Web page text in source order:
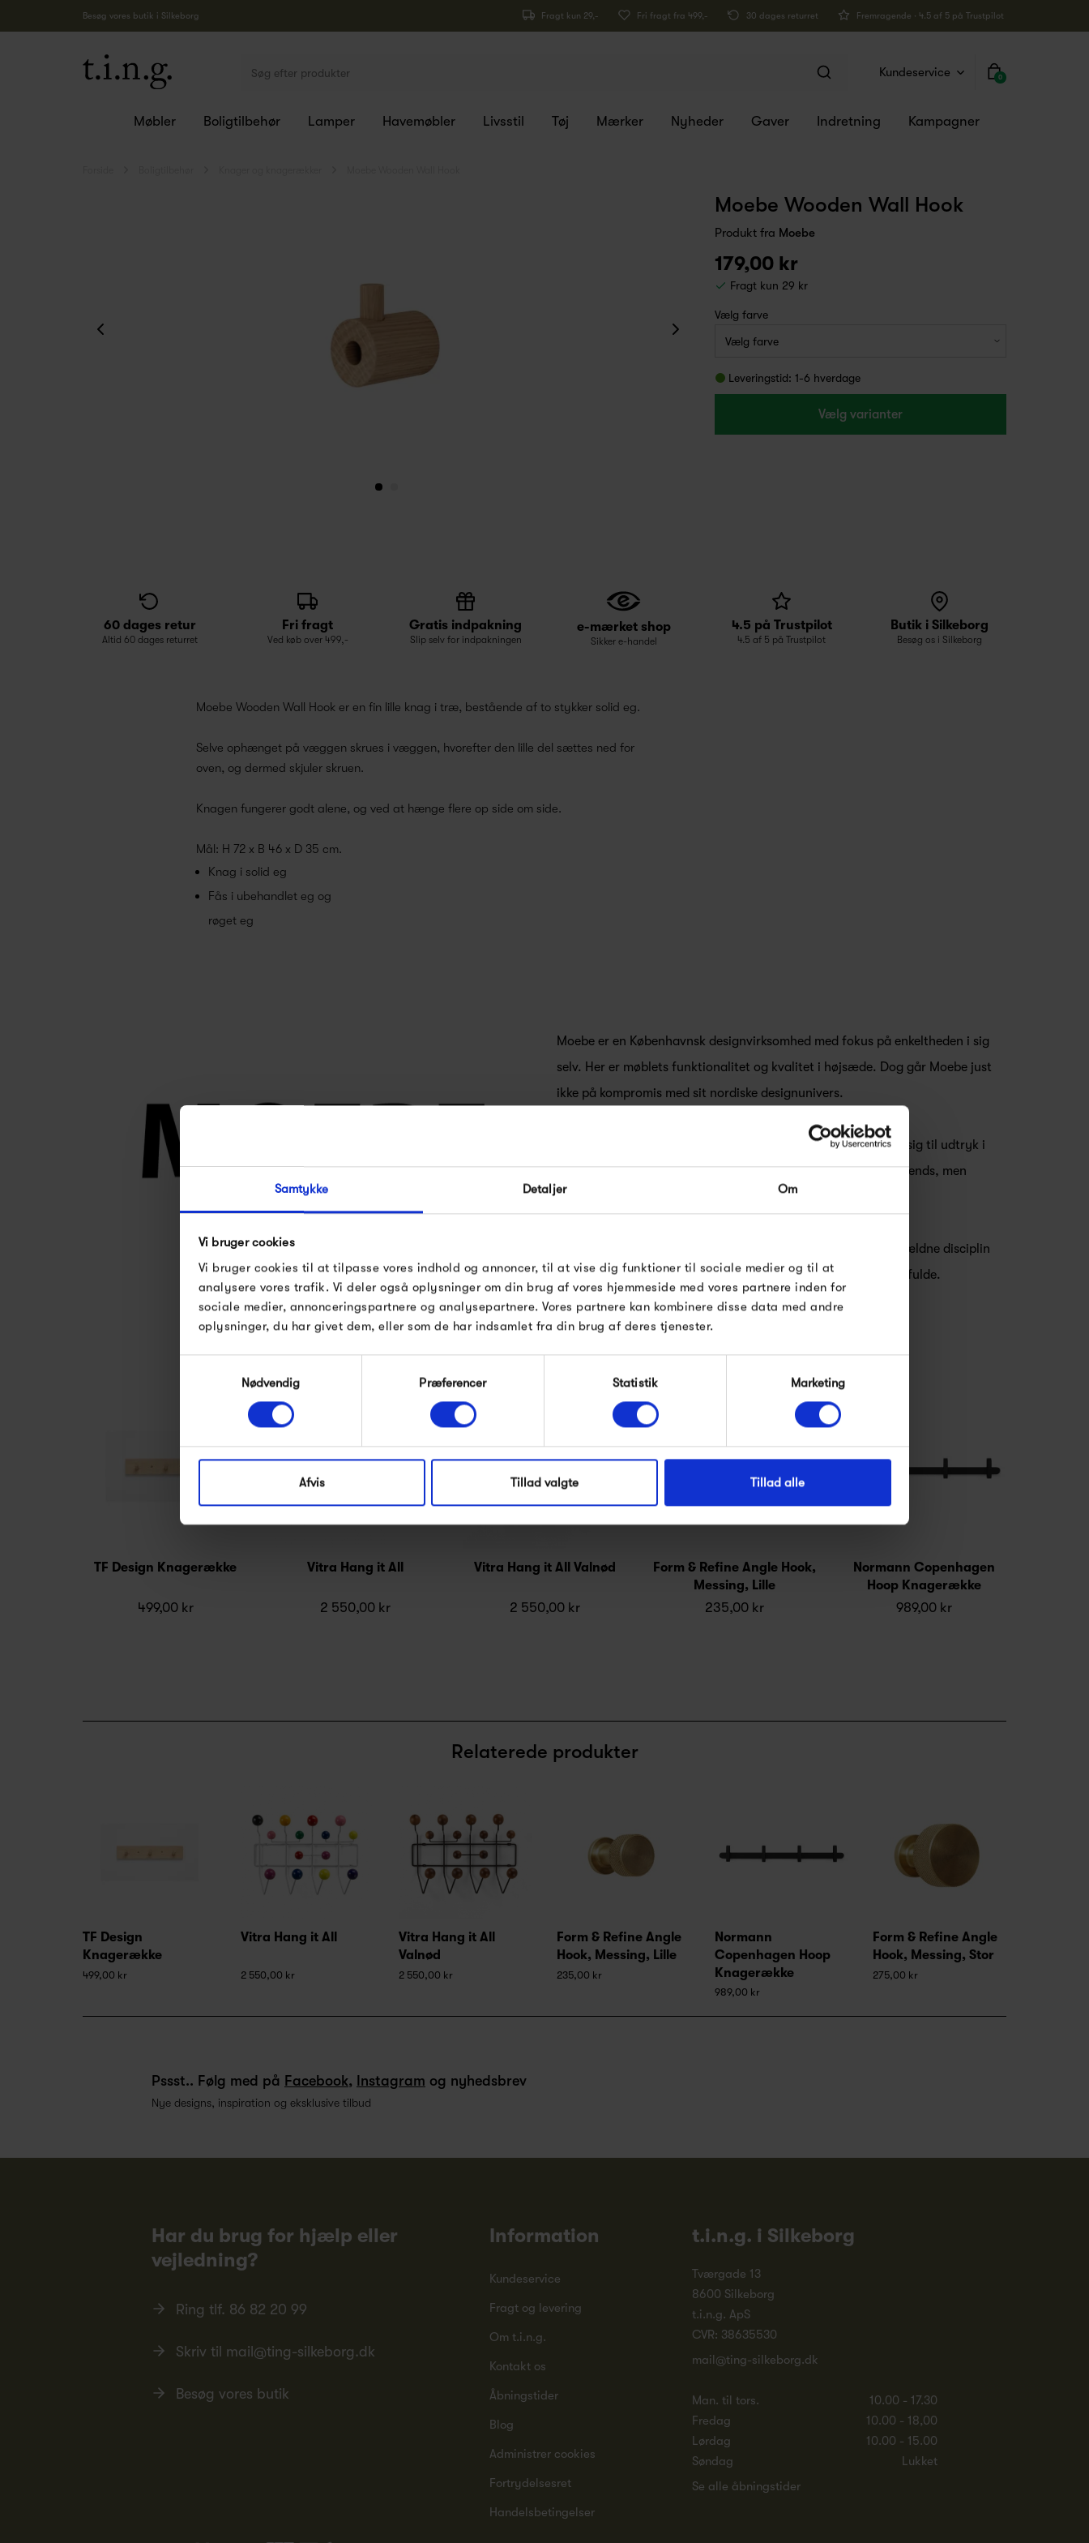
Samtykke Detaljer Om
Vi bruger cookies
Vi bruger cookies til at tilpasse vores indhold og annoncer, til at vise dig funktioner til sociale medier og til at
analysere vores trafik. Vi deler også oplysninger om din brug af vores hjemmeside med vores partnere inden for
sociale medier, annonceringspartnere og analysepartnere. Vores partnere kan kombinere disse data med andre
oplysninger, du har givet dem, eller som de har indsamlet fra din brug af deres tjenester.
Nødvendig
Præferencer Statistik Marketing
Afvis Tillad valgte Tillad alle
Besøg vores butik i Silkeborg Fragt kun 29,- Fri fragt fra 499,- 30 dages returret Fremragende · 4.5 af 5 på Trustpilot
0
Kundeservice
Møbler Boligtilbehør Lamper Havemøbler Livsstil Tøj Mærker Nyheder Gaver Indretning Kampagner
Moebe Wooden Wall Hook
Produkt fra Moebe
179,00 kr
Fragt kun 29 kr
Vælg farve
Leveringstid: 1-6 hverdage
Vælg varianter
60 dages retur
Altid 60 dages returret
Fri fragt
Ved køb over 499,-
Gratis indpakning
Slip selv for indpakningen
e-mærket shop
Sikker e-handel
4.5 på Trustpilot
4.5 af 5 på Trustpilot
Butik i Silkeborg
Besøg os i Silkeborg
Moebe Wooden Wall Hook er en fin lille knag i træ, bestående af to stykker solid eg.
Selve ophænget på væggen skrues i væggen, hvorefter den lille del sættes ned for
oven, og dermed skjuler skruen.
Knagen fungerer godt alene, og ved at hænge flere op side om side.
Mål: H 72 x B 46 x D 35 cm.
Knag i solid eg
Fås i ubehandlet eg og
røget eg
Moebe er en Københavnsk designvirksomhed med fokus på enkeltheden i sig
selv. Her er møblets funktionalitet og kvalitet i højsæde. Dog går Moebe just
ikke på kompromis med sit nordiske designunivers.
Bæredygtighed er én af Moebes mærkesager - dette kommer sig til udtryk i
møblernes alsidighed, hvor Moebes produkter ikke afspejler trends, men
originalitet og lækker nordisk funktionalisme.
Moebes design er grænsende til det banale. Heri ligger den sjældne disciplin
i at skabe et enkelt og rent udtryk, som Moebe mestrer til det fulde.
Produkter fra samme kategori
TF Design Knagerække
499,00 kr
Vitra Hang it All
2 550,00 kr
Vitra Hang it All Valnød
2 550,00 kr
Form & Refine Angle Hook,
Messing, Lille
235,00 kr
Normann Copenhagen
Hoop Knagerække
989,00 kr
Relaterede produkter
TF Design
Knagerække
499,00 kr
Vitra Hang it All
2 550,00 kr
Vitra Hang it All
Valnød
2 550,00 kr
Form & Refine Angle
Hook, Messing, Lille
235,00 kr
Normann
Copenhagen Hoop
Knagerække
989,00 kr
Form & Refine Angle
Hook, Messing, Stor
275,00 kr
Pssst.. Følg med på Facebook, Instagram og nyhedsbrev
Nye designs, inspiration og eksklusive tilbud
Har du brug for hjælp eller
vejledning?
Ring tlf. 86 82 20 99
Skriv til mail@ting-silkeborg.dk
Besøg vores butik
Information
Kundeservice
Fragt og levering
Om t.i.n.g.
Kontakt os
Åbningstider
Blog
Administrer cookies
Fortrydelsesret
Handelsbetingelser
t.i.n.g. i Silkeborg
Tværgade 13
8600 Silkeborg
t.i.n.g. ApS
CVR: 38635530
mail@ting-silkeborg.dk
Man. til tors.
10.00 - 17.30
Fredag
10.00 - 18,00
Lørdag
10.00 - 15.00
Søndag
Lukket
Se alle åbningstider
FÅ 10% PÅ DIN NÆSTE ORDRE
Gælder ikke på produkter fra Fermob, File Under
Pop og i forvejen nedsatte produkter.
Modtag velkomstrabat
*Ved at tilmelde dig accepterer du at modtage e-
Nej tak, jeg ønsker ikke rabat.